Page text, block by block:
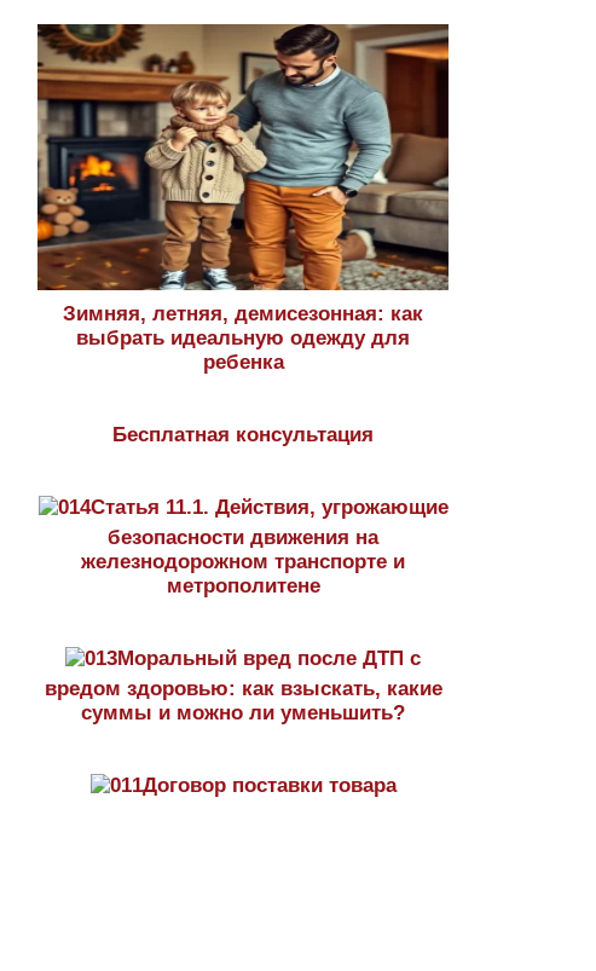
Зимняя, летняя, демисезонная: как
выбрать идеальную одежду для
ребенка
Бесплатная консультация
Статья 11.1. Действия, угрожающие
безопасности движения на
железнодорожном транспорте и
метрополитене
Моральный вред после ДТП с
вредом здоровью: как взыскать, какие
суммы и можно ли уменьшить?
Договор поставки товара